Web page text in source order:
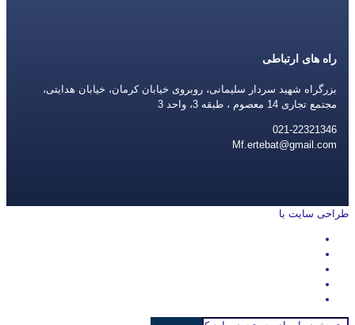
راه های ارتباطی
بزرگراه شهید سردار سلیمانی، روبروی خیابان کرمان، خیابان هدایتی،
مجتمع تجاری 14 معصوم ، طبقه 3، واحد 3
021-22321346
Mf.ertebat@gmail.com
طراحی سایت با